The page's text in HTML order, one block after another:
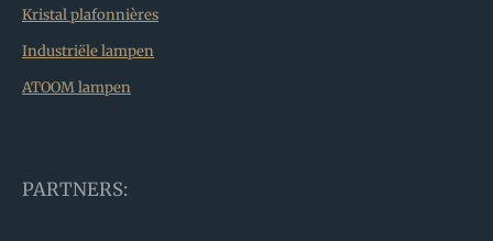
Kristal plafonnières
Industriële lampen
ATOOM lampen
PARTNERS: